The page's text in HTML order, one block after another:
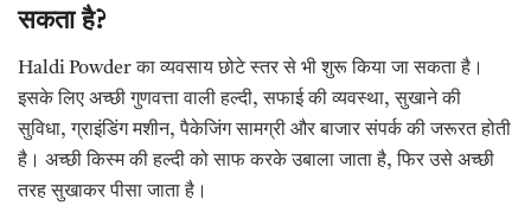
सकता है?
Haldi Powder का व्यवसाय छोटे स्तर से भी शुरू किया जा सकता है।
इसके लिए अच्छी गुणवत्ता वाली हल्दी, सफाई की व्यवस्था, सुखाने की
सुविधा, ग्राइंडिंग मशीन, पैकेजिंग सामग्री और बाजार संपर्क की जरूरत होती
है। अच्छी किस्म की हल्दी को साफ करके उबाला जाता है, फिर उसे अच्छी
तरह सुखाकर पीसा जाता है।